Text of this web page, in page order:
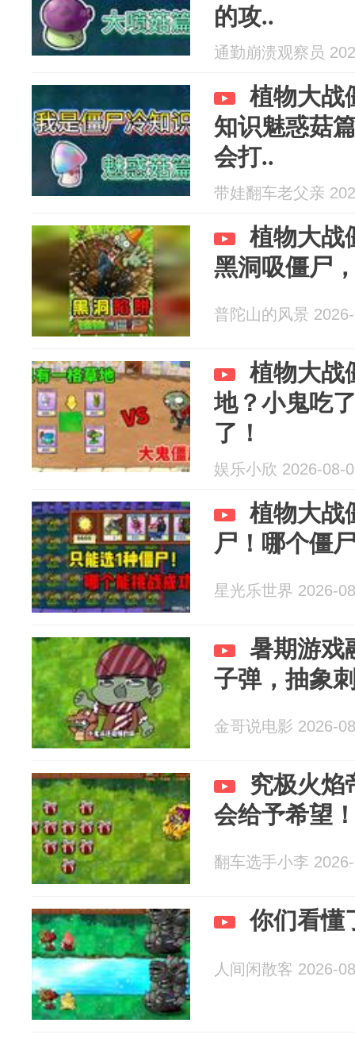
的攻..
通勤崩溃观察员
植物大战
知识魅惑菇
会打..
带娃翻车老父亲
植物大战
黑洞吸僵尸
普陀山的风景
植物大战
地？小鬼吃
了！
娱乐小欣 2026-08-
植物大战
尸！哪个僵
星光乐世界 2026-
暑期游戏
子弹，抽象
金哥说电影 2026-
究极火焰
会给予希望
翻车选手小李
你们看懂
人间闲散客 2026-